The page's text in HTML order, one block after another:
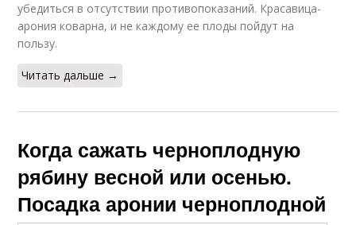
убедиться в отсутствии противопоказаний. Красавица-
арония коварна, и не каждому ее плоды пойдут на
пользу.
Читать дальше →
Когда сажать черноплодную
рябину весной или осенью.
Посадка аронии черноплодной